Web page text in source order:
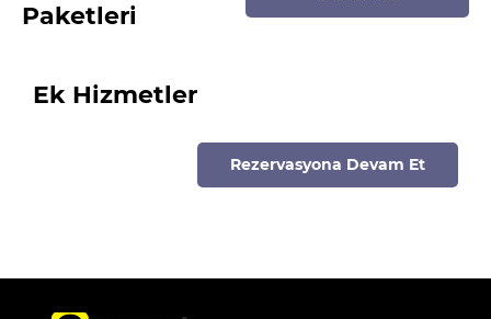
Paketleri
Ek Hizmetler
Rezervasyona Devam Et